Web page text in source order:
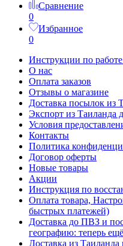
Сравнение
0
Избранное
0
Инструкции по
О нас
Оплата заказов
Отзывы о магазине
Доставка посылок из
Экспорт из Таиланда
Условия
Контакты
Политика
Договор оферты
Новые товары
Акции
Инструкция по
Оплата товара,
быстрых платежей)
Доставка до ПВЗ и
географию: теперь
Доставка из